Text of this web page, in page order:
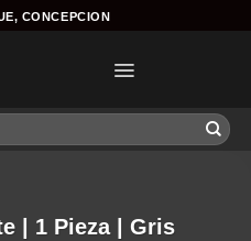
CONCEPCION
| 1 Pieza | Gris